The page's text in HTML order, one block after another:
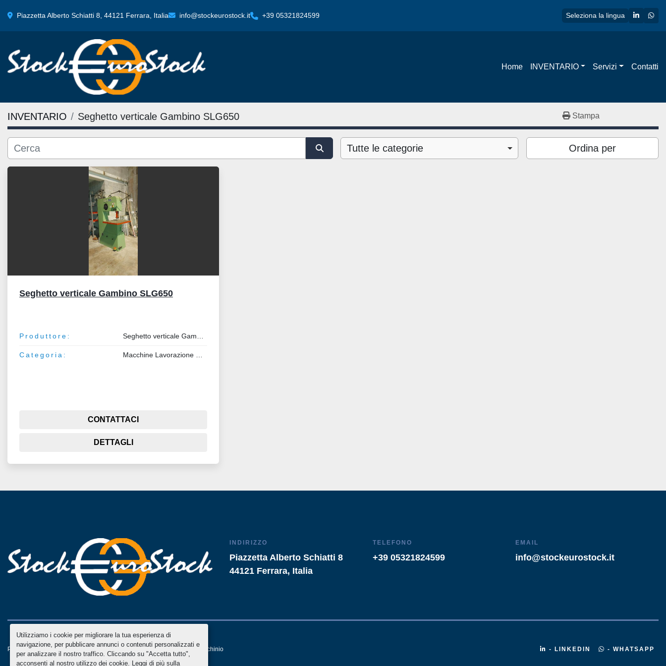
Utilizziamo i cookie per migliorare la tua esperienza di
navigazione, per pubblicare annunci o contenuti personalizzati e
per analizzare il nostro traffico. Cliccando su "Accetta tutto",
acconsenti al nostro utilizzo dei cookie. Leggi di più sulla
Piazzetta Alberto Schiatti 8, 44121 Ferrara, Italia info@stockeurostock.it +39 05321824599 Seleziona la lingua linkedin
Home INVENTARIO Servizi Contatti
INVENTARIO Seghetto verticale Gambino SLG650 Stampa
Tutte le categorie Ordina per
Seghetto verticale Gambino SLG650
Produttore:
Categoria:
CONTATTACI
DETTAGLI
INDIRIZZO
Piazzetta Alberto Schiatti 8
44121 Ferrara, Italia
TELEFONO
+39 05321824599
EMAIL
info@stockeurostock.it
Personalizza le preferenze sui Cookies Machinio Systemsito web diMachinio - LINKEDIN - WHATSAPP